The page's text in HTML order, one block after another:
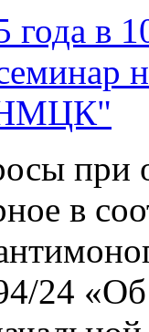
года в
НМЦК"
в
24